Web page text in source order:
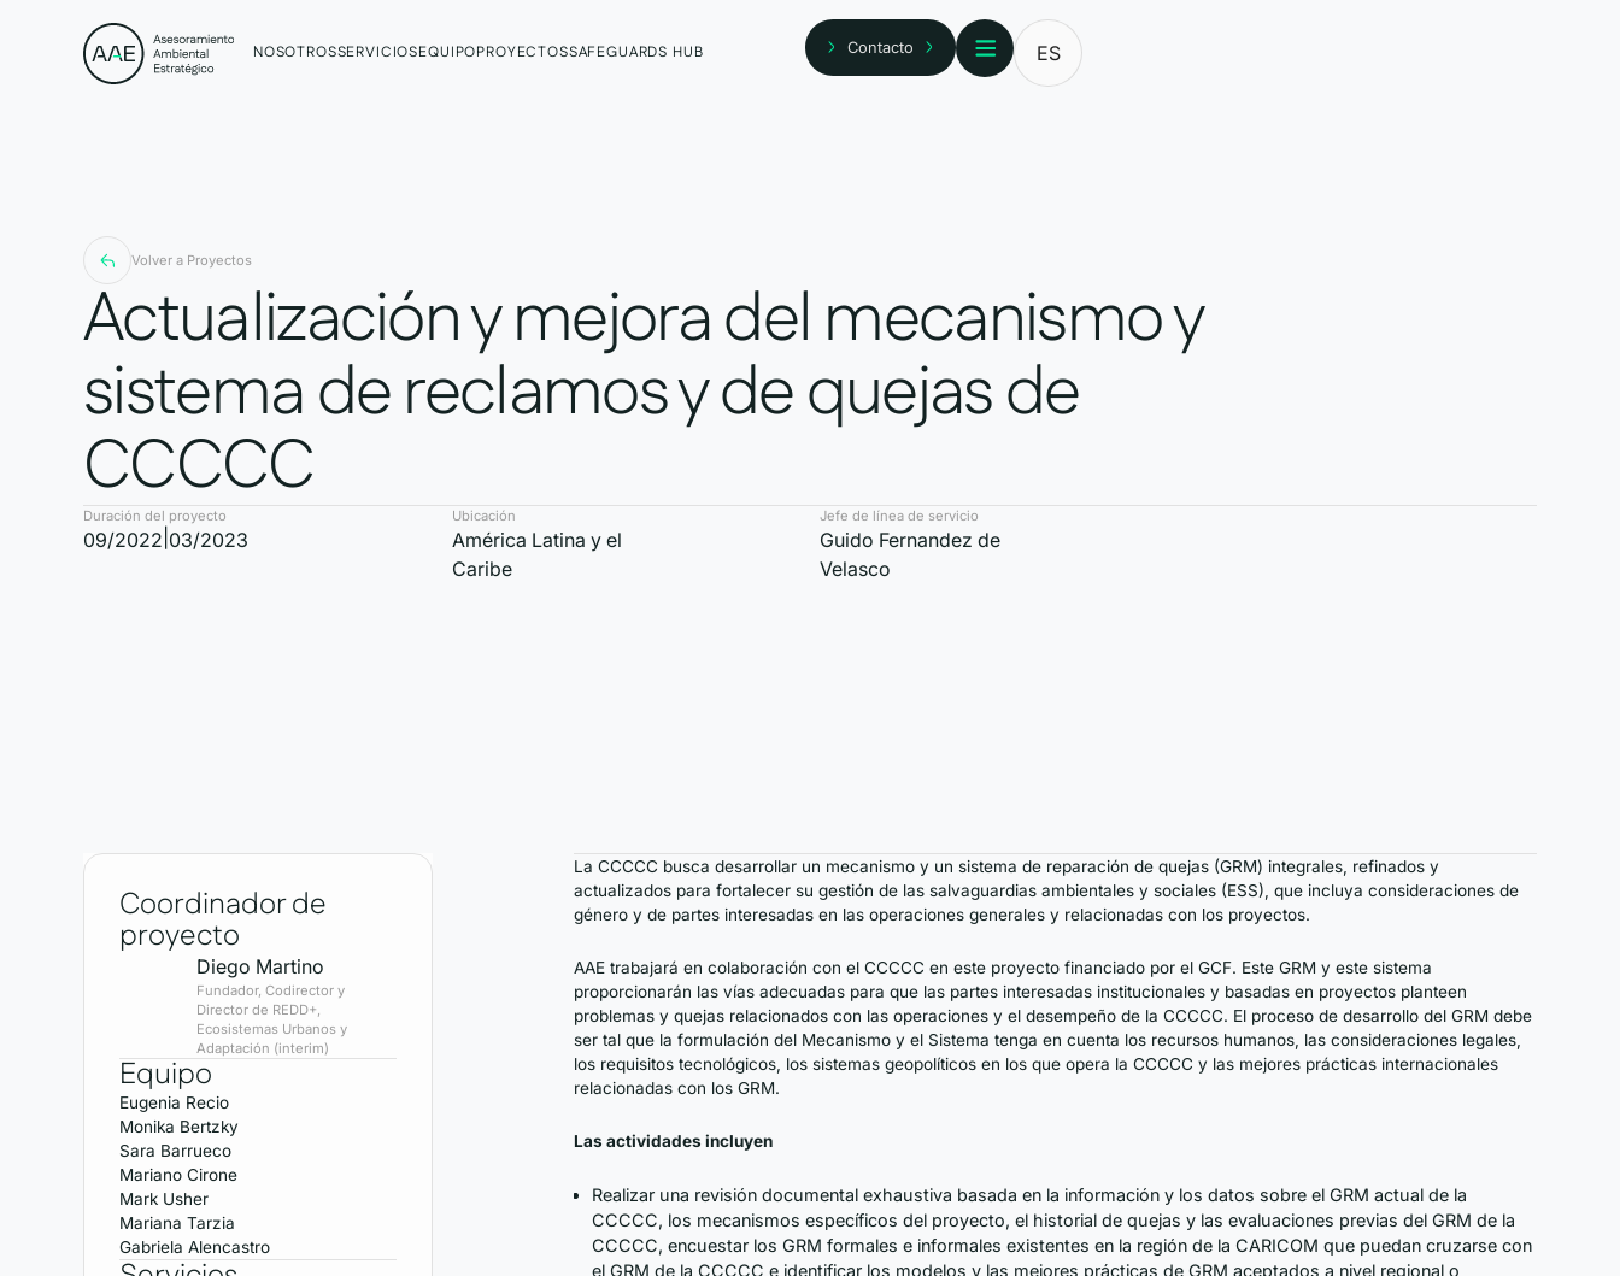
NOSOTROSSERVICIOSEQUIPOPROYECTOSSAFEGUARDS HUB Contacto ES
Volver a Proyectos
Actualización y mejora del mecanismo y
sistema de reclamos y de quejas de
CCCCC
Duración del proyecto
09/2022 03/2023
Ubicación
América Latina y el
Caribe
Jefe de línea de servicio
Guido Fernandez de
Velasco
Coordinador de
proyecto
Diego Martino
Fundador, Codirector y
Director de REDD+,
Ecosistemas Urbanos y
Adaptación (interim)
Equipo
Eugenia Recio
Monika Bertzky
Sara Barrueco
Mariano Cirone
Mark Usher
Mariana Tarzia
Gabriela Alencastro
La CCCCC busca desarrollar un mecanismo y un sistema de reparación de quejas (GRM) integrales, refinados y
actualizados para fortalecer su gestión de las salvaguardias ambientales y sociales (ESS), que incluya consideraciones de
género y de partes interesadas en las operaciones generales y relacionadas con los proyectos.
AAE trabajará en colaboración con el CCCCC en este proyecto financiado por el GCF. Este GRM y este sistema
proporcionarán las vías adecuadas para que las partes interesadas institucionales y basadas en proyectos planteen
problemas y quejas relacionados con las operaciones y el desempeño de la CCCCC. El proceso de desarrollo del GRM debe
ser tal que la formulación del Mecanismo y el Sistema tenga en cuenta los recursos humanos, las consideraciones legales,
los requisitos tecnológicos, los sistemas geopolíticos en los que opera la CCCCC y las mejores prácticas internacionales
relacionadas con los GRM.
Las actividades incluyen
Realizar una revisión documental exhaustiva basada en la información y los datos sobre el GRM actual de la
CCCCC, los mecanismos específicos del proyecto, el historial de quejas y las evaluaciones previas del GRM de la
CCCCC, encuestar los GRM formales e informales existentes en la región de la CARICOM que puedan cruzarse con
el GRM de la CCCCC e identificar los modelos y las mejores prácticas de GRM aceptados a nivel regional o